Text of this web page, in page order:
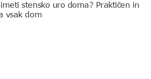
stensko uro doma? Praktičen in
vsak dom